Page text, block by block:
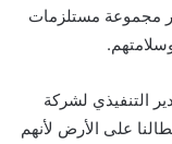
مجموعة مستلزمات
التنفيذي لشركة
على الأرض لأنهم